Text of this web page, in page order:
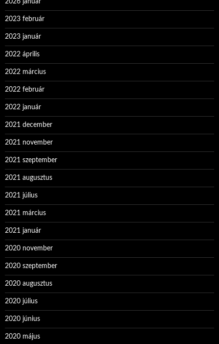
2026 január
2023 február
2023 január
2022 április
2022 március
2022 február
2022 január
2021 december
2021 november
2021 szeptember
2021 augusztus
2021 július
2021 március
2021 január
2020 november
2020 szeptember
2020 augusztus
2020 július
2020 június
2020 május